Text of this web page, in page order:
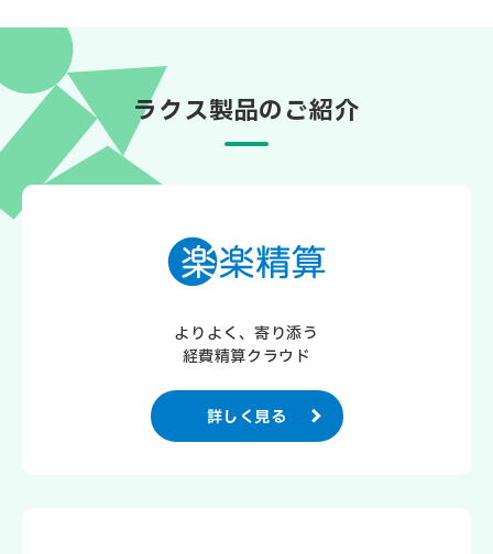
ラクス製品のご紹介
よりよく、寄り添う
経費精算クラウド
詳しく見る